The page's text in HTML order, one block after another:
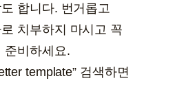
합니다. 번거롭고
치부하지 마시고 꼭
준비하세요.
template” 검색하면